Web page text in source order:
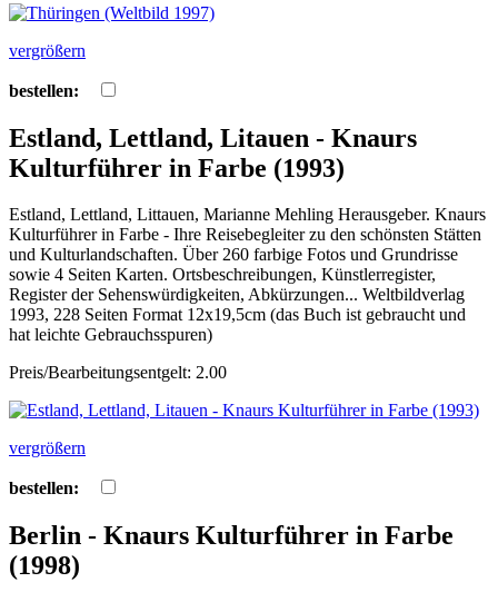
vergrößern
bestellen:
Estland, Lettland, Litauen - Knaurs
Kulturführer in Farbe (1993)
Estland, Lettland, Littauen, Marianne Mehling Herausgeber. Knaurs
Kulturführer in Farbe - Ihre Reisebegleiter zu den schönsten Stätten
und Kulturlandschaften. Über 260 farbige Fotos und Grundrisse
sowie 4 Seiten Karten. Ortsbeschreibungen, Künstlerregister,
Register der Sehenswürdigkeiten, Abkürzungen... Weltbildverlag
1993, 228 Seiten Format 12x19,5cm (das Buch ist gebraucht und
hat leichte Gebrauchsspuren)
Preis/Bearbeitungsentgelt: 2.00
vergrößern
bestellen:
Berlin - Knaurs Kulturführer in Farbe
(1998)